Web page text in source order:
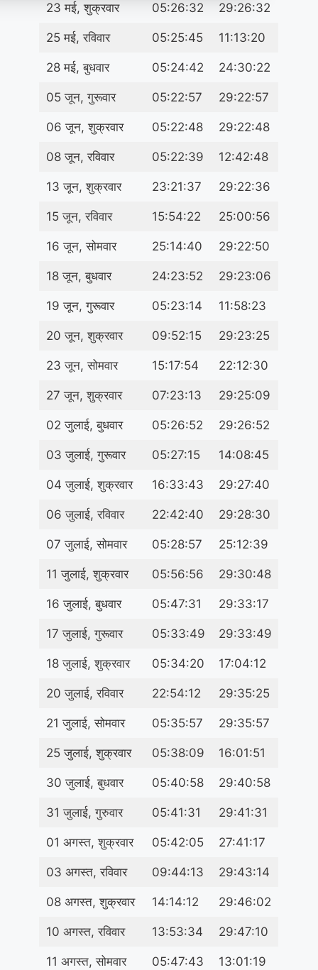
23 मई, शुक्रवार 05:26:32 29:26:32
25 मई, रविवार 05:25:45 11:13:20
28 मई, बुधवार 05:24:42 24:30:22
05 जून, गुरूवार 05:22:57 29:22:57
06 जून, शुक्रवार 05:22:48 29:22:48
08 जून, रविवार 05:22:39 12:42:48
13 जून, शुक्रवार 23:21:37 29:22:36
15 जून, रविवार 15:54:22 25:00:56
16 जून, सोमवार 25:14:40 29:22:50
18 जून, बुधवार 24:23:52 29:23:06
19 जून, गुरूवार 05:23:14 11:58:23
20 जून, शुक्रवार 09:52:15 29:23:25
23 जून, सोमवार 15:17:54 22:12:30
27 जून, शुक्रवार 07:23:13 29:25:09
02 जुलाई, बुधवार 05:26:52 29:26:52
03 जुलाई, गुरूवार 05:27:15 14:08:45
04 जुलाई, शुक्रवार 16:33:43 29:27:40
06 जुलाई, रविवार 22:42:40 29:28:30
07 जुलाई, सोमवार 05:28:57 25:12:39
11 जुलाई, शुक्रवार 05:56:56 29:30:48
16 जुलाई, बुधवार 05:47:31 29:33:17
17 जुलाई, गुरूवार 05:33:49 29:33:49
18 जुलाई, शुक्रवार 05:34:20 17:04:12
20 जुलाई, रविवार 22:54:12 29:35:25
21 जुलाई, सोमवार 05:35:57 29:35:57
25 जुलाई, शुक्रवार 05:38:09 16:01:51
30 जुलाई, बुधवार 05:40:58 29:40:58
31 जुलाई, गुरुवार 05:41:31 29:41:31
01 अगस्त, शुक्रवार 05:42:05 27:41:17
03 अगस्त, रविवार 09:44:13 29:43:14
08 अगस्त, शुक्रवार 14:14:12 29:46:02
10 अगस्त, रविवार 13:53:34 29:47:10
11 अगस्त, सोमवार 05:47:43 13:01:19